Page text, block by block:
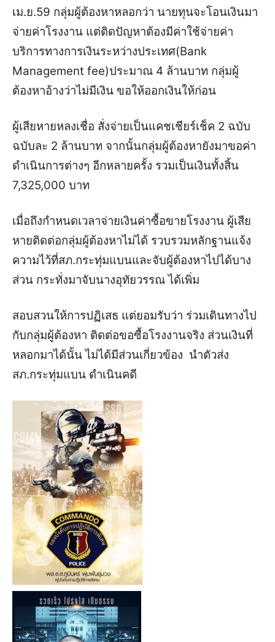
เม.ย.59 กลุ่มผู้ต้องหาหลอกว่า นายทุนจะโอนเงินมา
จ่ายค่าโรงงาน แต่ติดปัญหาต้องมีค่าใช้จ่ายค่า
บริการทางการเงินระหว่างประเทศ(Bank
Management fee)ประมาณ 4 ล้านบาท กลุ่มผู้
ต้องหาอ้างว่าไม่มีเงิน ขอให้ออกเงินให้ก่อน
ผู้เสียหายหลงเชื่อ สั่งจ่ายเป็นแคชเชียร์เช็ค 2 ฉบับ
ฉบับละ 2 ล้านบาท จากนั้นกลุ่มผู้ต้องหายังมาขอค่า
ดำเนินการต่างๆ อีกหลายครั้ง รวมเป็นเงินทั้งสิ้น
7,325,000 บาท
เมื่อถึงกำหนดเวลาจ่ายเงินค่าซื้อขายโรงงาน ผู้เสีย
หายติดต่อกลุ่มผู้ต้องหาไม่ได้ รวบรวมหลักฐานแจ้ง
ความไว้ที่สภ.กระทุ่มแบนและจับผู้ต้องหาไปได้บาง
ส่วน กระทั่งมาจับนางอุทัยวรรณ ได้เพิ่ม
สอบสวนให้การปฏิเสธ แต่ยอมรับว่า ร่วมเดินทางไป
กับกลุ่มผู้ต้องหา ติดต่อขอซื้อโรงงานจริง ส่วนเงินที่
หลอกมาได้นั้น ไม่ได้มีส่วนเกี่ยวข้อง นำตัวส่ง
สภ.กระทุ่มแบน ดำเนินคดี